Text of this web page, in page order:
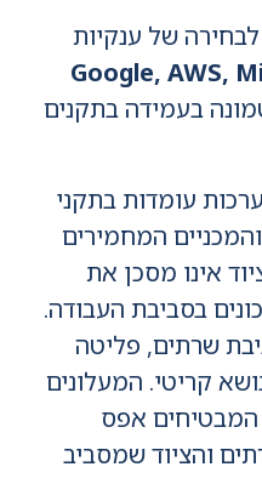
מה הופך את ServerLIFT לבחירה של ענקיות
Google, AWS,
בעמידה בתקנים
עומדות בתקני
המחמירים
אינו מסכן את
בסביבת העבודה.
שרתים, פליטה
קריטי. המעלונים
המבטיחים אפס
והציוד שמסביב